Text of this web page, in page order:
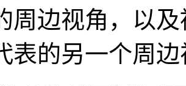
周边视角，以
表的另一个周